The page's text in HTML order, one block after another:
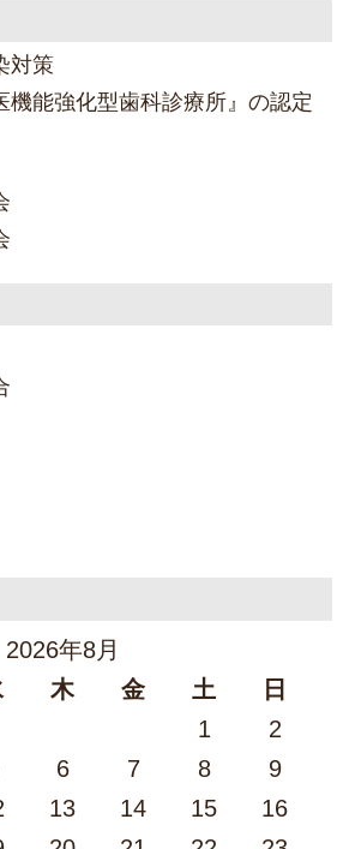
対策
機能強化型歯科診療所』の認定
2026年8月
木 金 土
日
1
2
6 7 8
9
13 14 15
16